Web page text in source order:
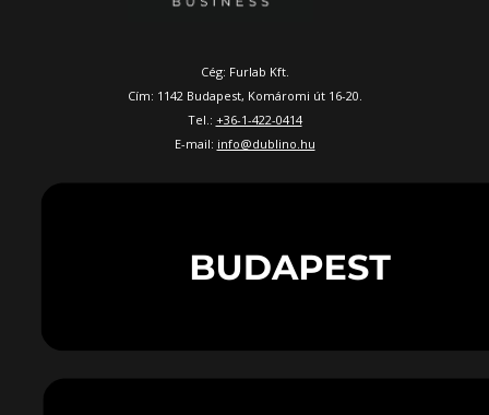
Cég: Furlab Kft.
Cím: 1142 Budapest, Komáromi út 16-20.
Tel.: +36-1-422-0414
E-mail: info@dublino.hu